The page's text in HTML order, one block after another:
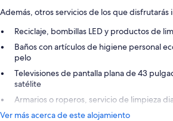
Además, otros servicios de los que disfrutarás
Reciclaje, bombillas LED y productos de
Baños con artículos de higiene personal
pelo
Televisiones de pantalla plana de 43
satélite
Armarios o roperos, servicio de limpieza
Ver más acerca de este alojamiento